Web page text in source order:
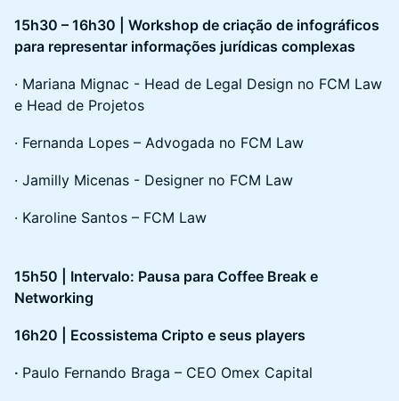
15h30 – 16h30 | Workshop de criação de infográficos
para representar informações jurídicas complexas
· Mariana Mignac - Head de Legal Design no FCM Law
e Head de Projetos
· Fernanda Lopes – Advogada no FCM Law
· Jamilly Micenas - Designer no FCM Law
· Karoline Santos – FCM Law
15h50 | Intervalo: Pausa para Coffee Break e
Networking
16h20 | Ecossistema Cripto e seus players
· Paulo Fernando Braga – CEO Omex Capital